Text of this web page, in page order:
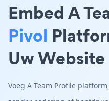
Embed A
Pivol
Uw Website
Voeg A Team Profile